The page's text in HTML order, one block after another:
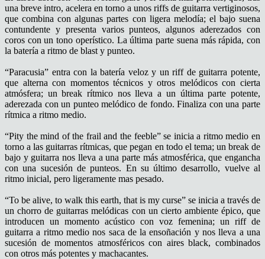
una breve intro, acelera en torno a unos riffs de guitarra vertiginosos,
que combina con algunas partes con ligera melodía; el bajo suena
contundente y presenta varios punteos, algunos aderezados con
coros con un tono operístico. La última parte suena más rápida, con
la batería a ritmo de blast y punteo.
“Paracusia” entra con la batería veloz y un riff de guitarra potente,
que alterna con momentos técnicos y otros melódicos con cierta
atmósfera; un break rítmico nos lleva a un última parte potente,
aderezada con un punteo melódico de fondo. Finaliza con una parte
rítmica a ritmo medio.
“Pity the mind of the frail and the feeble” se inicia a ritmo medio en
torno a las guitarras rítmicas, que pegan en todo el tema; un break de
bajo y guitarra nos lleva a una parte más atmosférica, que engancha
con una sucesión de punteos. En su último desarrollo, vuelve al
ritmo inicial, pero ligeramente mas pesado.
“To be alive, to walk this earth, that is my curse” se inicia a través de
un chorro de guitarras melódicas con un cierto ambiente épico, que
introducen un momento acústico con voz femenina; un riff de
guitarra a ritmo medio nos saca de la ensoñación y nos lleva a una
sucesión de momentos atmosféricos con aires black, combinados
con otros más potentes y machacantes.